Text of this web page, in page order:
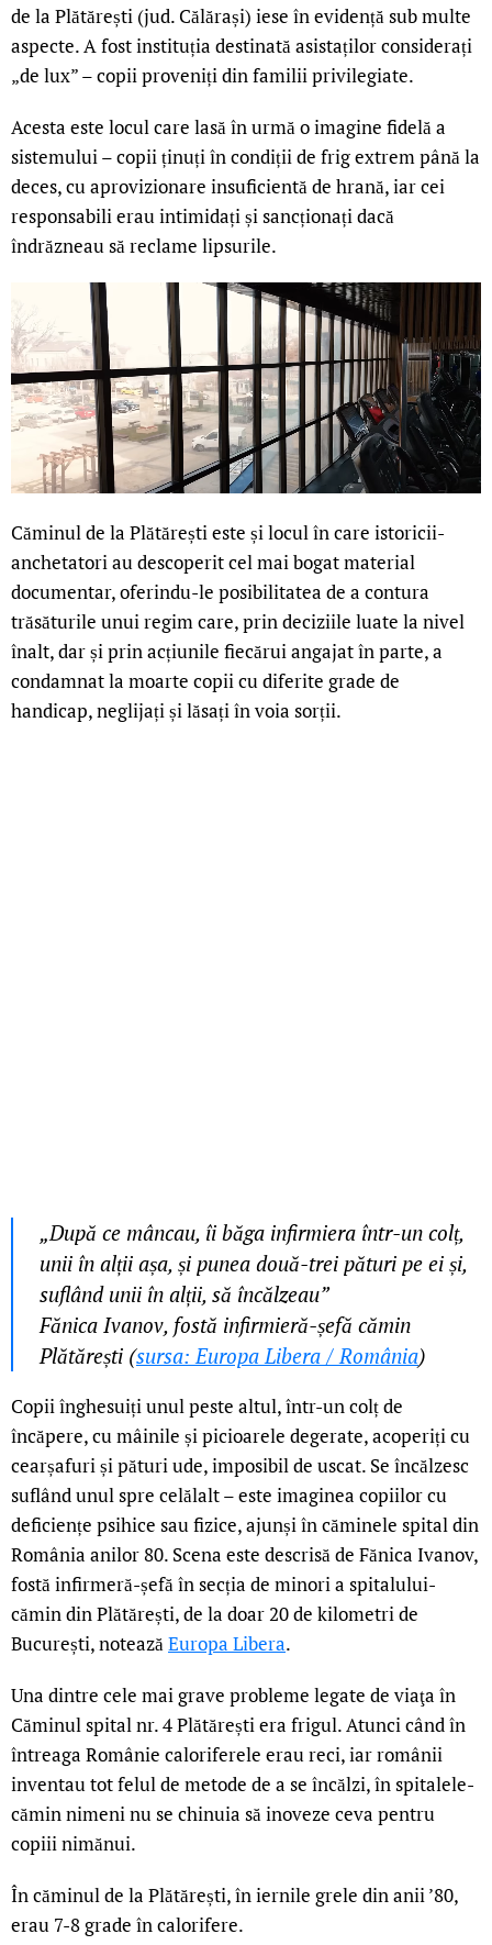
de la Plătărești (jud. Călărași) iese în evidență sub multe
aspecte. A fost instituția destinată asistaților considerați
„de lux” – copii proveniți din familii privilegiate.
Acesta este locul care lasă în urmă o imagine fidelă a
sistemului – copii ținuți în condiții de frig extrem până la
deces, cu aprovizionare insuficientă de hrană, iar cei
responsabili erau intimidați și sancționați dacă
îndrăzneau să reclame lipsurile.
Căminul de la Plătărești este și locul în care istoricii-
anchetatori au descoperit cel mai bogat material
documentar, oferindu-le posibilitatea de a contura
trăsăturile unui regim care, prin deciziile luate la nivel
înalt, dar și prin acțiunile fiecărui angajat în parte, a
condamnat la moarte copii cu diferite grade de
handicap, neglijați și lăsați în voia sorții.
„După ce mâncau, îi băga infirmiera într-un colț,
unii în alții așa, și punea două-trei pături pe ei și,
suflând unii în alții, să încălzeau”
Fănica Ivanov, fostă infirmieră-șefă cămin
Plătărești (sursa: Europa Libera / România)
Copii înghesuiți unul peste altul, într-un colț de
încăpere, cu mâinile și picioarele degerate, acoperiți cu
cearșafuri și pături ude, imposibil de uscat. Se încălzesc
suflând unul spre celălalt – este imaginea copiilor cu
deficiențe psihice sau fizice, ajunși în căminele spital din
România anilor 80. Scena este descrisă de Fănica Ivanov,
fostă infirmeră-șefă în secția de minori a spitalului-
cămin din Plătărești, de la doar 20 de kilometri de
București, noteazăEuropa Libera.
Una dintre cele mai grave probleme legate de viaţa în
Căminul spital nr. 4 Plătărești era frigul. Atunci când în
întreaga Românie caloriferele erau reci, iar românii
inventau tot felul de metode de a se încălzi, în spitalele-
cămin nimeni nu se chinuia să inoveze ceva pentru
copiii nimănui.
În căminul de la Plătărești, în iernile grele din anii ’80,
erau 7-8 grade în calorifere.